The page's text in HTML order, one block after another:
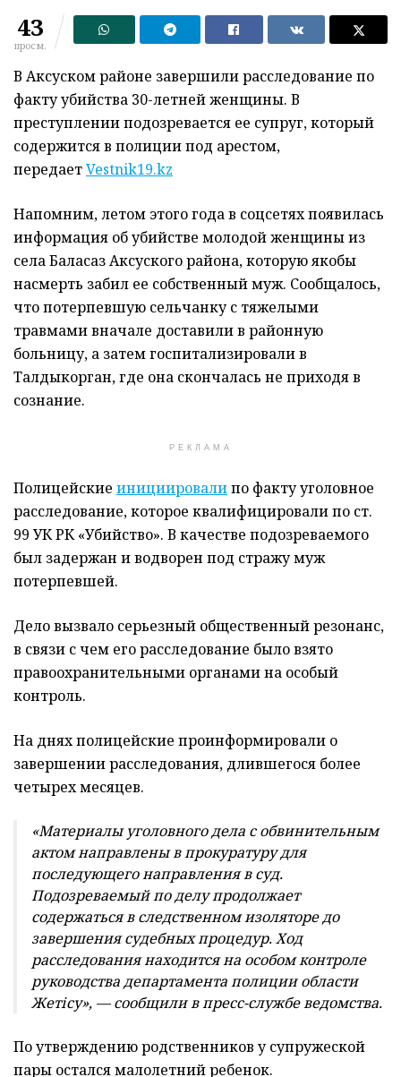
43
просм.
В Аксуском районе завершили расследование по
факту убийства 30-летней женщины. В
преступлении подозревается ее супруг, который
содержится в полиции под арестом,
передаетVestnik19.kz
Напомним, летом этого года в соцсетях появилась
информация об убийстве молодой женщины из
села Баласаз Аксуского района, которую якобы
насмерть забил ее собственный муж. Сообщалось,
что потерпевшую сельчанку с тяжелыми
травмами вначале доставили в районную
больницу, а затем госпитализировали в
Талдыкорган, где она скончалась не приходя в
сознание.
РЕКЛАМА
Полицейские инициировалипо факту уголовное
расследование, которое квалифицировали по ст.
99 УК РК «Убийство». В качестве подозреваемого
был задержан и водворен под стражу муж
потерпевшей.
Дело вызвало серьезный общественный резонанс,
в связи с чем его расследование было взято
правоохранительными органами на особый
контроль.
На днях полицейские проинформировали о
завершении расследования, длившегося более
четырех месяцев.
«Материалы уголовного дела с обвинительным
актом направлены в прокуратуру для
последующего направления в суд.
Подозреваемый по делу продолжает
содержаться в следственном изоляторе до
завершения судебных процедур. Ход
расследования находится на особом контроле
руководства департамента полиции области
Жетісу», — сообщили в пресс-службе ведомства.
По утверждению родственников у супружеской
пары остался малолетний ребенок.